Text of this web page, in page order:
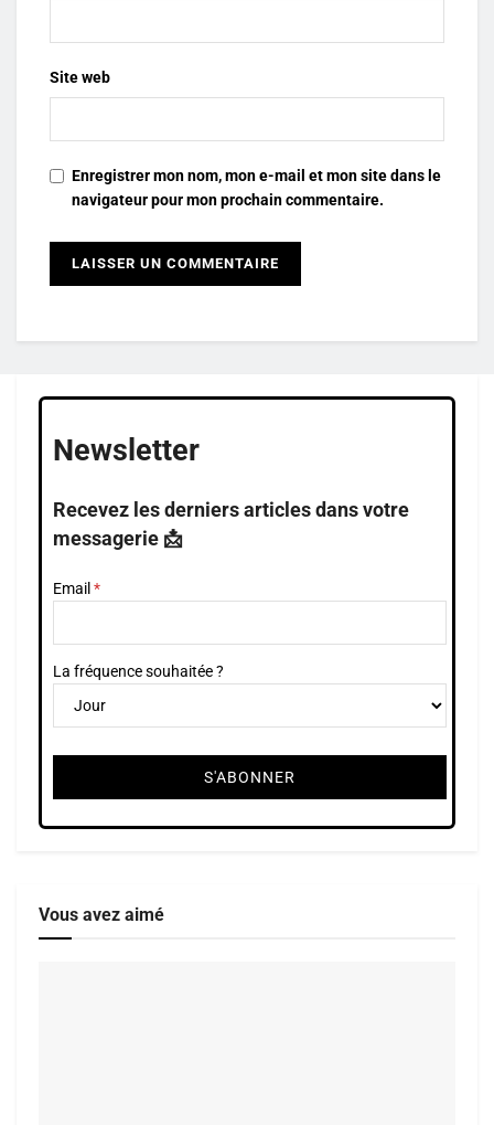
Site web
Enregistrer mon nom, mon e-mail et mon site dans le
navigateur pour mon prochain commentaire.
Newsletter
Recevez les derniers articles dans votre
messagerie 📩
Email
La fréquence souhaitée ?
Vous avez aimé